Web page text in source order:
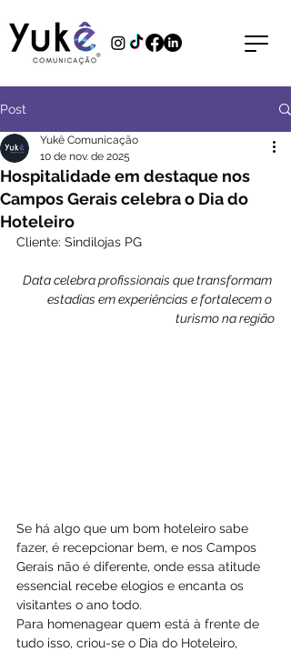
Post
Hospitalidade em destaque nos
Campos Gerais celebra o Dia do
Hoteleiro
Yukê Comunicação
10 de nov. de 2025
Cliente: Sindilojas PG
Data celebra profissionais que transformam
estadias em experiências e fortalecem o
turismo na região
Se há algo que um bom hoteleiro sabe
fazer, é recepcionar bem, e nos Campos
Gerais não é diferente, onde essa atitude
essencial recebe elogios e encanta os
visitantes o ano todo.
Para homenagear quem está à frente de
tudo isso, criou-se o Dia do Hoteleiro,